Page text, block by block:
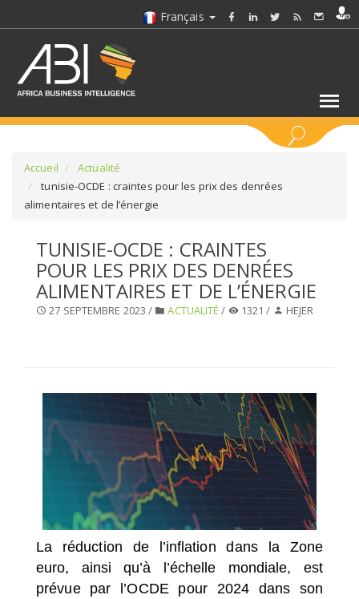
Français
SÉLECTIONNEZ UN DOSSIER
SELECTIONNEZ UNE SECTION
Accueil
Actualité
tunisie-OCDE : craintes pour les prix des denrées
alimentaires et de l’énergie
TUNISIE-OCDE : CRAINTES
POUR LES PRIX DES DENRÉES
ALIMENTAIRES ET DE L’ÉNERGIE
27 SEPTEMBRE 2023 / ACTUALITÉ / 1321 / HEJER
La réduction de l’inflation dans la Zone
euro, ainsi qu’à l’échelle mondiale, est
prévue par l’OCDE pour 2024 dans son